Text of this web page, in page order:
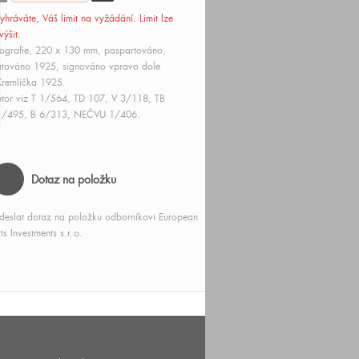
Váš limit na vyžádání. Limit lze
220 x 130 mm, paspartováno,
1925, signováno vpravo dole
1925.
viz T 1/564, TD 107, V 3/118, TB
495, B 6/313, NEČVU 1/406.
Dotaz na položku
dotaz na položku odborníkovi European
Investments s.r.o.